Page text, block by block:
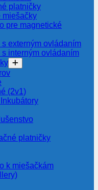
platničky
miešačky
pre magnetické
externým ovládaním
interným ovládaním
(2v1)
platničky
k miešačkám